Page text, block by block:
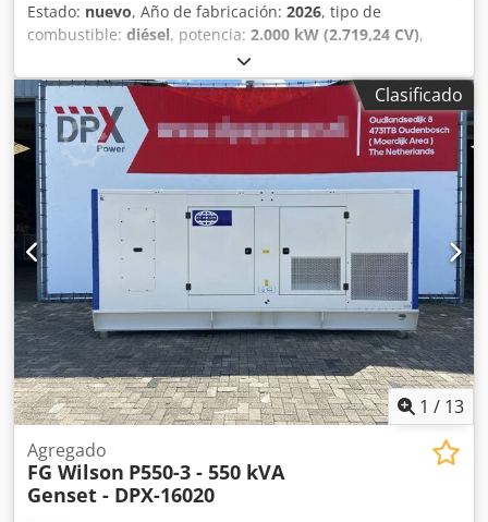
Estado: nuevo, Año de fabricación: 2026, tipo de
combustible: diésel, potencia: 2.000 kW (2.719,24 CV),
Perkins 4016-61TRG3
Construcción Peso en vacío: 13.380 kg Potencia del
generador: 2.500 kVA Dimensiones del compartimento de
carga: 604 x 218 x 290 cm Marcado CE: sí País de
fabricación: China Contacte con el equipo de DPX para más
información. = Otras opciones y accesorios = Credpfx
Aijwbnhlofjf - Batería - Cuadro de control
Clasificado
1 / 13
Agregado
FG Wilson P550-3 - 550 kVA
Genset - DPX-16020